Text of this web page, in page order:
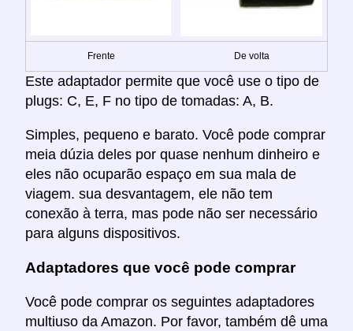
Frente De volta
Este adaptador permite que você use o tipo de
plugs: C, E, F no tipo de tomadas: A, B.
Simples, pequeno e barato. Você pode comprar
meia dúzia deles por quase nenhum dinheiro e
eles não ocuparão espaço em sua mala de
viagem. sua desvantagem, ele não tem
conexão à terra, mas pode não ser necessário
para alguns dispositivos.
Adaptadores que você pode comprar
Você pode comprar os seguintes adaptadores
multiuso da Amazon. Por favor, também dê uma